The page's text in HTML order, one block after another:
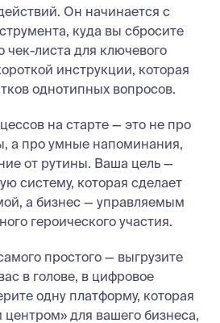
Он начинается с
куда вы сбросите
чек-листа для ключевого
инструкции, которая
однотипных вопросов.
на старте — это не про
а про умные напоминания,
от рутины. Ваша цель —
систему, которая сделает
а бизнес — управляемым
героического участия.
простого — выгрузите
в голове, в цифровое
одну платформу, которая
для вашего бизнеса,